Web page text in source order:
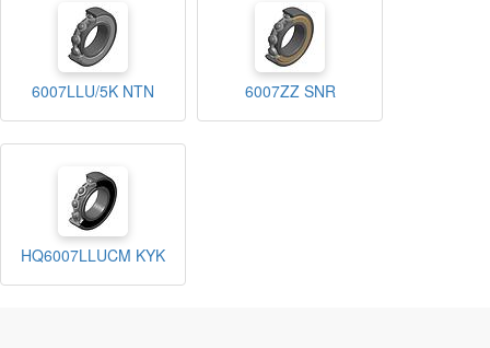
6007LLU/5K NTN 6007ZZ SNR
HQ6007LLUCM KYK